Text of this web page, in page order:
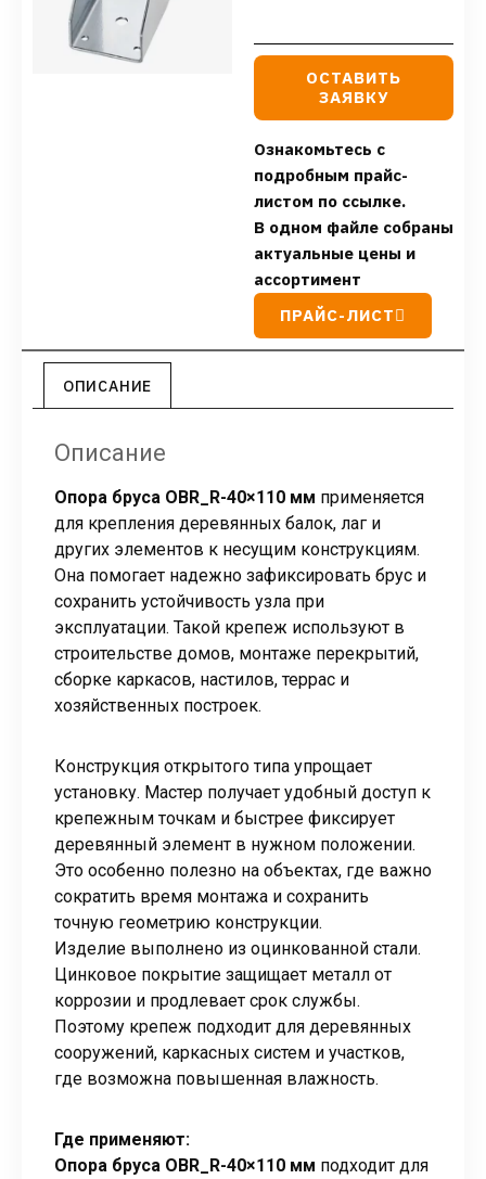
ОСТАВИТЬ
ЗАЯВКУ
Ознакомьтесь с
подробным прайс-
листом по ссылке.
В одном файле собраны
актуальные цены и
ассортимент
ПРАЙС-ЛИСТ
ОПИСАНИЕ
Описание
Опора бруса OBR_R-40×110 мм применяется
для крепления деревянных балок, лаг и
других элементов к несущим конструкциям.
Она помогает надежно зафиксировать брус и
сохранить устойчивость узла при
эксплуатации. Такой крепеж используют в
строительстве домов, монтаже перекрытий,
сборке каркасов, настилов, террас и
хозяйственных построек.
Конструкция открытого типа упрощает
установку. Мастер получает удобный доступ к
крепежным точкам и быстрее фиксирует
деревянный элемент в нужном положении.
Это особенно полезно на объектах, где важно
сократить время монтажа и сохранить
точную геометрию конструкции.
Изделие выполнено из оцинкованной стали.
Цинковое покрытие защищает металл от
коррозии и продлевает срок службы.
Поэтому крепеж подходит для деревянных
сооружений, каркасных систем и участков,
где возможна повышенная влажность.
Где применяют:
Опора бруса OBR_R-40×110 мм подходит для